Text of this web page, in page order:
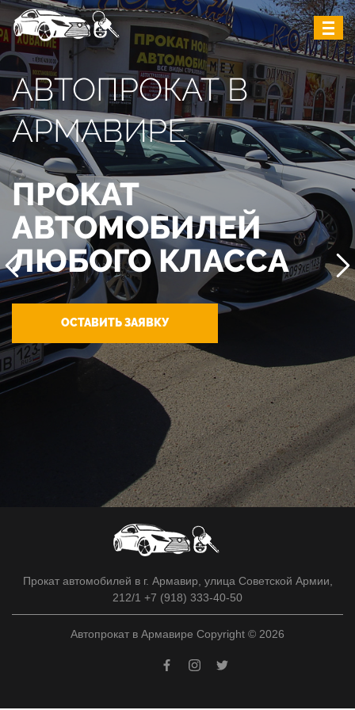
АВТОПРОКАТ В
АРМАВИРЕ
ПРОКАТ
АВТОМОБИЛЕЙ
ЛЮБОГО КЛАССА
ОСТАВИТЬ ЗАЯВКУ
Прокат автомобилей в г. Армавир, улица Советской Армии,
212/1 +7 (918) 333-40-50
Автопрокат в Армавире Copyright © 2026